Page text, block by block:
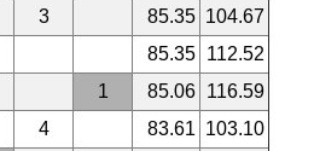
3 85.35 104.67
85.35 112.52
1 85.06 116.59
4 83.61 103.10